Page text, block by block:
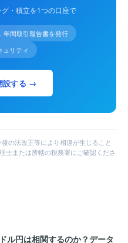
・積立を1つの口座で
年間取引報告書を発行
ュリティ
設する →
の法改正等により相違が生じること
士または所轄の税務署にご確認くださ
ル円は相関するのか？データ